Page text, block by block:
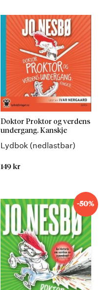
Doktor Proktor og verdens
undergang. Kanskje
Lydbok (nedlastbar)
149 kr
-50%